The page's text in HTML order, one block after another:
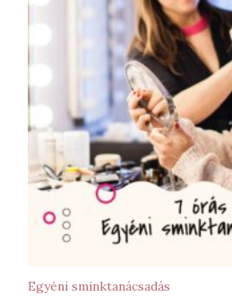
KOSÁRBA TESZEM
Egyéni sminktanácsadás